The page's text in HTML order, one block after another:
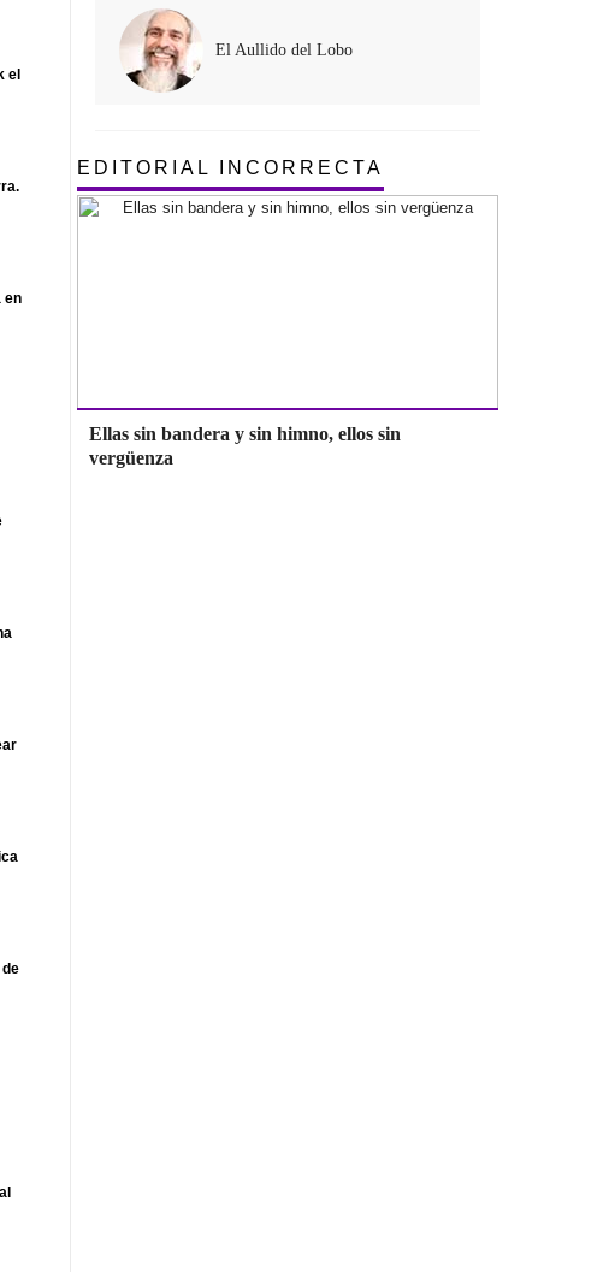
el
en
El Aullido del Lobo
EDITORIAL INCORRECTA
Ellas sin bandera y sin himno, ellos sin
vergüenza